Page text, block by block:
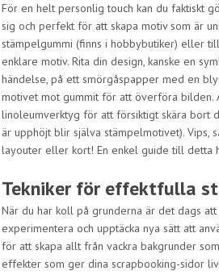
För en helt personlig touch kan du faktiskt
sig och perfekt för att skapa motiv som är
stämpelgummi (finns i hobbybutiker) eller
enklare motiv. Rita din design, kanske en
händelse, på ett smörgåspapper med en
motivet mot gummit för att överföra bilden.
linoleumverktyg för att försiktigt skära bort
är upphöjt blir själva stämpelmotivet). Vips,
layouter eller kort! En enkel guide till detta
Tekniker för effektfulla
När du har koll på grunderna är det dags
experimentera och upptäcka nya sätt att
för att skapa allt från vackra bakgrunder
effekter som ger dina scrapbooking-sidor liv.